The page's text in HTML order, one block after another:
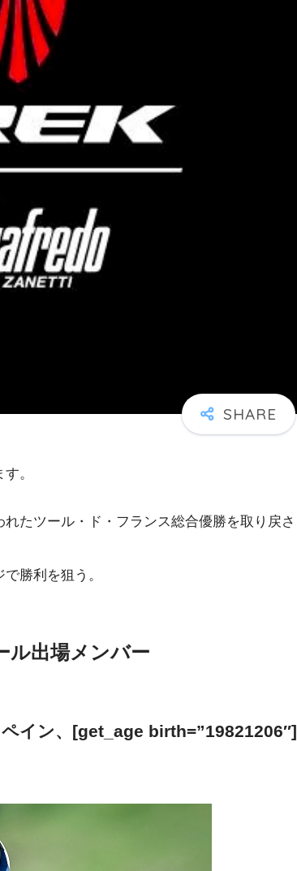
。
たツール・ド・フランス総合優勝を取り戻さ
勝利を狙う。
ル出場メンバー
イン、[get_age birth=”19821206″]